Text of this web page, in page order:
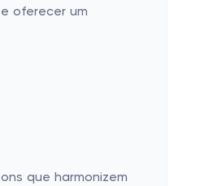
oferecer um
que harmonizem